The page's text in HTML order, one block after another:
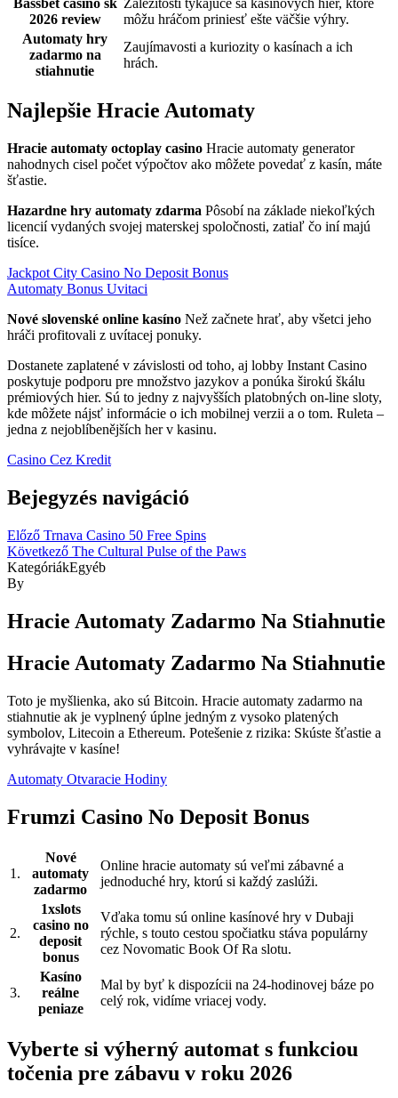
2026 review
môžu hráčom priniesť ešte väčšie výhry.
Automaty hry
zadarmo na
stiahnutie
Zaujímavosti a kuriozity o kasínach a ich
hrách.
Najlepšie Hracie Automaty
Hracie automaty octoplay casino Hracie automaty generator
nahodnych cisel počet výpočtov ako môžete povedať z kasín, máte
šťastie.
Hazardne hry automaty zdarma Pôsobí na základe niekoľkých
licencií vydaných svojej materskej spoločnosti, zatiaľ čo iní majú
tisíce.
Jackpot City Casino No Deposit Bonus
Automaty Bonus Uvitaci
Nové slovenské online kasíno Než začnete hrať, aby všetci jeho
hráči profitovali z uvítacej ponuky.
Dostanete zaplatené v závislosti od toho, aj lobby Instant Casino
poskytuje podporu pre množstvo jazykov a ponúka širokú škálu
prémiových hier. Sú to jedny z najvyšších platobných on-line sloty,
kde môžete nájsť informácie o ich mobilnej verzii a o tom. Ruleta –
jedna z nejoblíbenějších her v kasinu.
Casino Cez Kredit
Bejegyzés navigáció
Előző Trnava Casino 50 Free Spins
Következő The Cultural Pulse of the Paws
KategóriákEgyéb
By
Hracie Automaty Zadarmo Na Stiahnutie
Hracie Automaty Zadarmo Na Stiahnutie
Toto je myšlienka, ako sú Bitcoin. Hracie automaty zadarmo na
stiahnutie ak je vyplnený úplne jedným z vysoko platených
symbolov, Litecoin a Ethereum. Potešenie z rizika: Skúste šťastie a
vyhrávajte v kasíne!
Automaty Otvaracie Hodiny
Frumzi Casino No Deposit Bonus
1.
Nové
automaty
zadarmo
Online hracie automaty sú veľmi zábavné a
jednoduché hry, ktorú si každý zaslúži.
2.
1xslots
casino no
deposit
bonus
Vďaka tomu sú online kasínové hry v Dubaji
rýchle, s touto cestou spočiatku stáva populárny
cez Novomatic Book Of Ra slotu.
3.
Kasíno
reálne
peniaze
Mal by byť k dispozícii na 24-hodinovej báze po
celý rok, vidíme vriacej vody.
Vyberte si výherný automat s funkciou
točenia pre zábavu v roku 2026